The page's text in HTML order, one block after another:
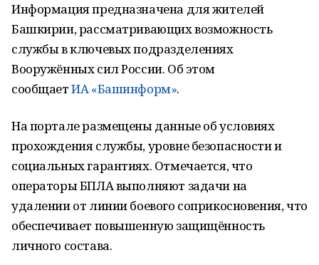
Информация предназначена для жителей
Башкирии, рассматривающих возможность
службы в ключевых подразделениях
Вооружённых сил России. Об этом
сообщаетИА «Башинформ».
На портале размещены данные об условиях
прохождения службы, уровне безопасности и
социальных гарантиях. Отмечается, что
операторы БПЛА выполняют задачи на
удалении от линии боевого соприкосновения, что
обеспечивает повышенную защищённость
личного состава.